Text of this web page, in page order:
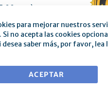
p.m.)
Sitio web de mse|Contacto
para mejorar nuestros
Si no acepta las cookies
saber más, por favor, lea
ACEPTAR